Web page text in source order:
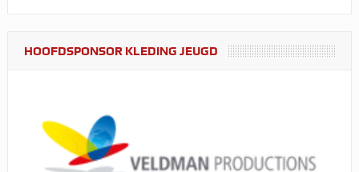
HOOFDSPONSOR KLEDING JEUGD